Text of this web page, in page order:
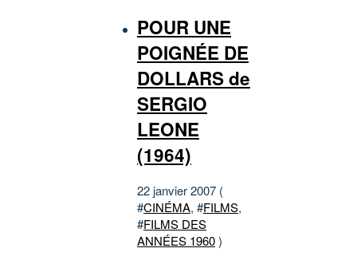
POUR UNE
POIGNÉE DE
DOLLARS de
SERGIO
LEONE
(1964)
22 janvier 2007 (
#CINÉMA, #FILMS,
#FILMS DES
ANNÉES 1960)